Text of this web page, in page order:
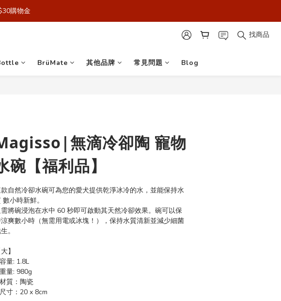
營商城，購買最安心！】
找商品
BrüMate 其他品牌 常見問題 Blog
無滴冷卻陶 寵物
碗【福利品】
自然冷卻水碗可為您的愛犬提供乾淨冰冷的水，並能保持水
數小時新鮮。
將碗浸泡在水中 60 秒即可啟動其天然冷卻效果。碗可以保
爽數小時（無需用電或冰塊！），保持水質清新並減少細菌
。
大】
量: 1.8L
量: 980g
質：陶瓷
寸：20 x 8cm